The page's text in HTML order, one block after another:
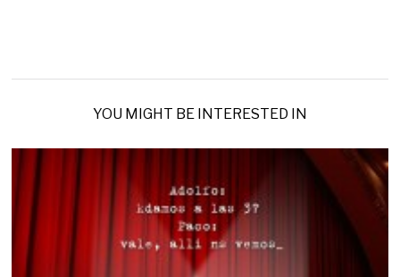
YOU MIGHT BE INTERESTED IN